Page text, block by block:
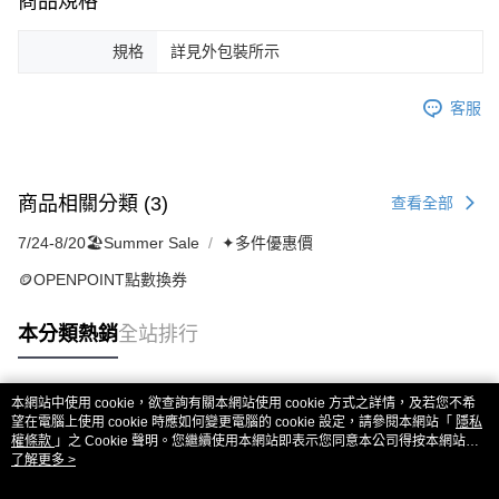
規格 詳見外包裝所示
客服
商品相關分類 (3) 查看全部
7/24-8/20🏖️Summer Sale ✦多件優惠價
🪙OPENPOINT點數換券
本分類熱銷全站排行
熱門標籤
本網站中使用 cookie，欲查詢有關本網站使用 cookie 方式之詳情，及若您不希
望在電腦上使用 cookie 時應如何變更電腦的 cookie 設定，請參閱本網站「 隱私
權條款 」之 Cookie 聲明。您繼續使用本網站即表示您同意本公司得按本網站使
用條款之 Cookie 聲明使用 cookie。
了解更多 >